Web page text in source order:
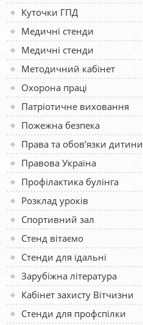
Куточки ГПД
Медичні стенди
Медичні стенди
Методичний кабінет
Охорона праці
Патріотичне виховання
Пожежна безпека
Права та обов’язки дитини
Правова Україна
Профілактика булінга
Розклад уроків
Спортивний зал
Стенд вітаємо
Стенди для їдальні
Зарубіжна література
Кабінет захисту Вітчизни
Стенди для профспілки